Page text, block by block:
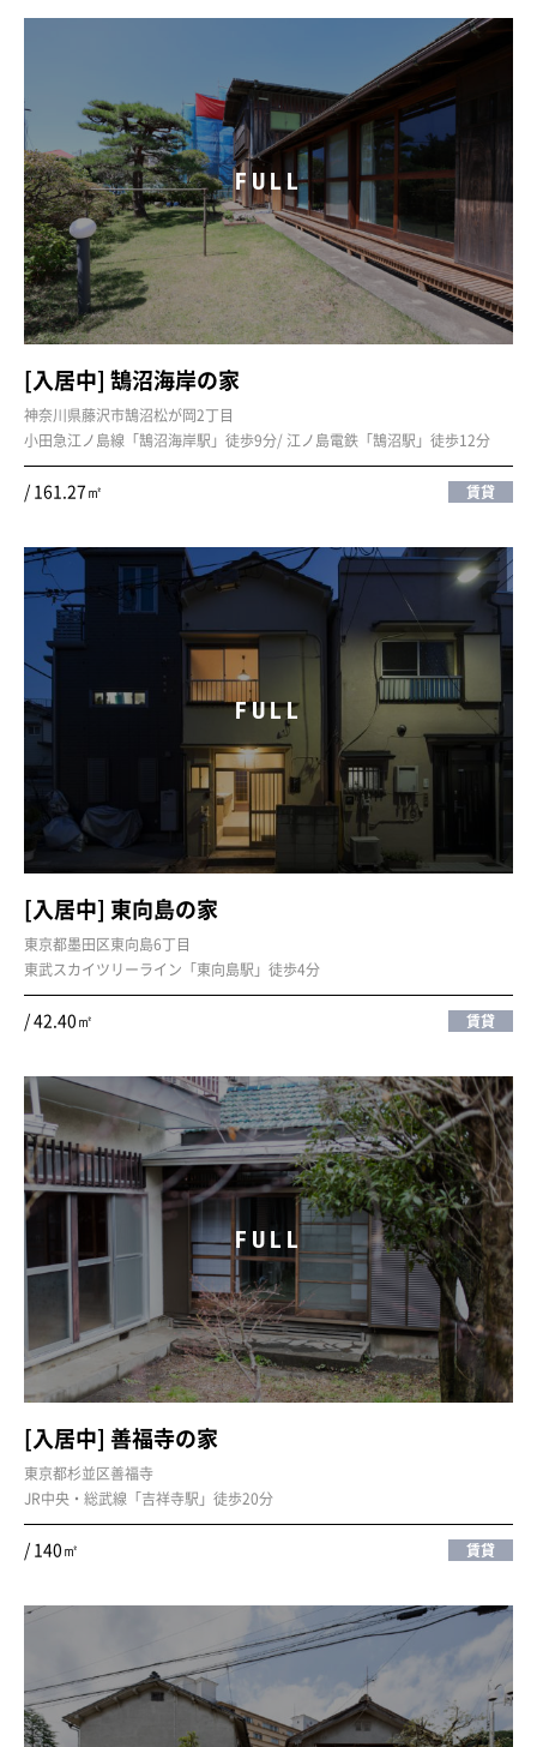
FULL
[入居中] 鵠沼海岸の家
神奈川県藤沢市鵠沼松が岡2丁目
小田急江ノ島線「鵠沼海岸駅」徒歩9分/ 江ノ島電鉄「鵠沼駅」徒歩12分
/ 161.27㎡ 賃貸
FULL
[入居中] 東向島の家
東京都墨田区東向島6丁目
東武スカイツリーライン「東向島駅」徒歩4分
/ 42.40㎡ 賃貸
FULL
[入居中] 善福寺の家
東京都杉並区善福寺
JR中央・総武線「吉祥寺駅」徒歩20分
/ 140㎡ 賃貸